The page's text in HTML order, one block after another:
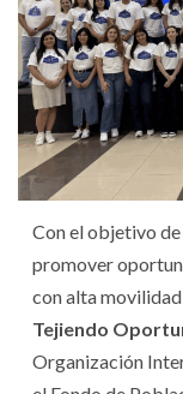
Con el objetivo
promover
con alta
Tejiendo
Organización